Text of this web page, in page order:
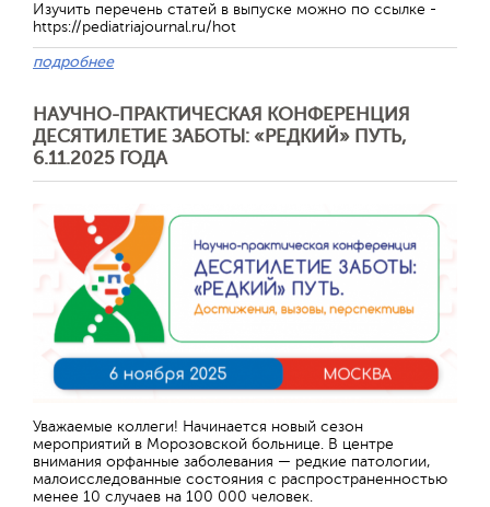
Изучить перечень статей в выпуске можно по ссылке -
https://pediatriajournal.ru/hot
подробнее
НАУЧНО-ПРАКТИЧЕСКАЯ КОНФЕРЕНЦИЯ
ДЕСЯТИЛЕТИЕ ЗАБОТЫ: «РЕДКИЙ» ПУТЬ,
6.11.2025 ГОДА
Уважаемые коллеги! Начинается новый сезон
мероприятий в Морозовской больнице. В центре
внимания орфанные заболевания — редкие патологии,
малоисследованные состояния с распространенностью
менее 10 случаев на 100 000 человек.